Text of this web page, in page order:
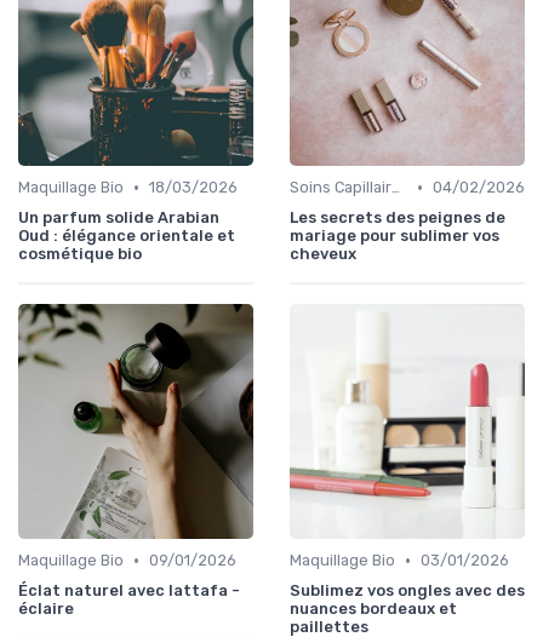
Maquillage Bio • 18/03/2026
Un parfum solide Arabian
Oud : élégance orientale et
cosmétique bio
Soins Capillaires Bio • 04/02/2026
Les secrets des peignes de
mariage pour sublimer vos
cheveux
Maquillage Bio • 09/01/2026
Éclat naturel avec lattafa -
éclaire
Maquillage Bio • 03/01/2026
Sublimez vos ongles avec des
nuances bordeaux et
paillettes